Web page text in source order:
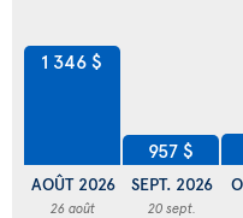
1 346 $
AOÛT 2026
26 août
957 $
SEPT. 2026
20 sept.